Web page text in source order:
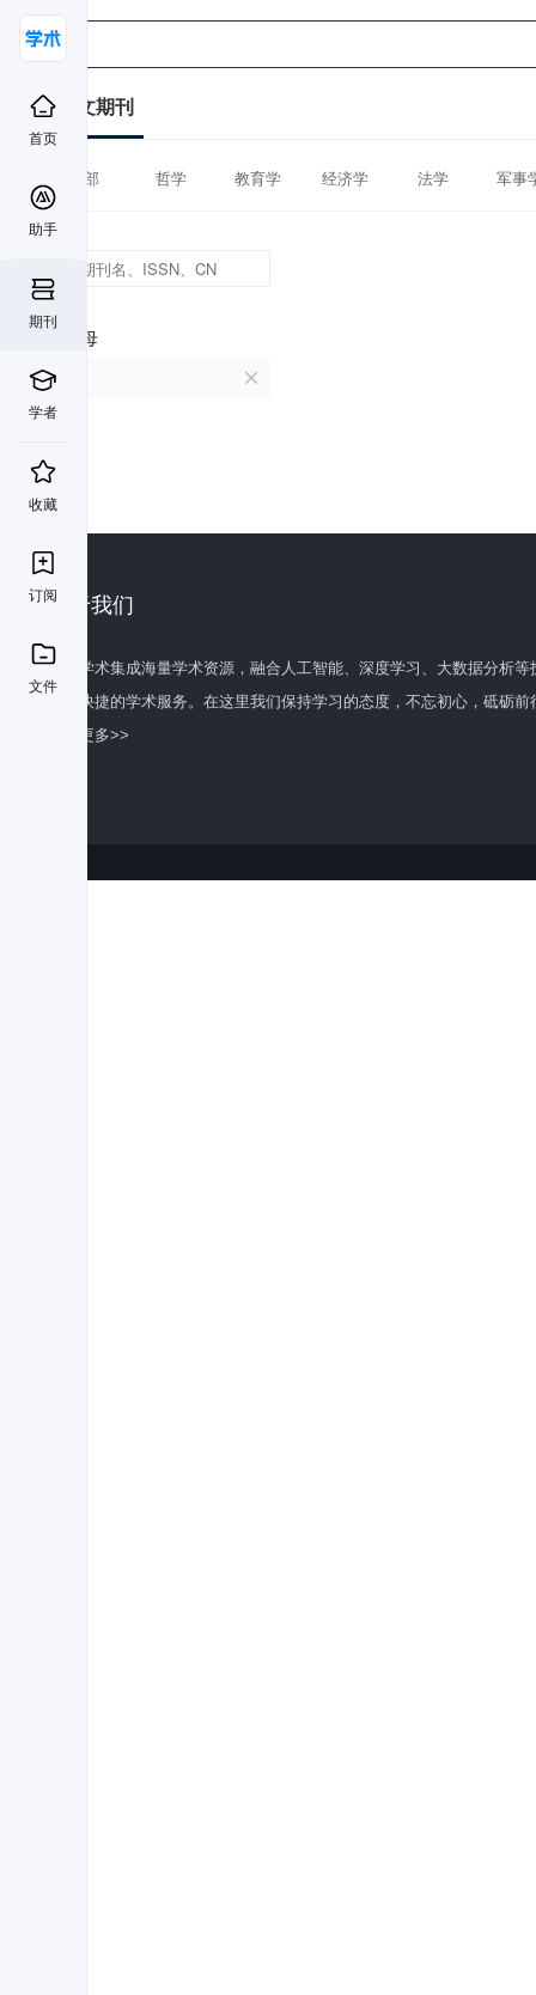
首页
助手
期刊
学者
收藏
订阅
文件
中文期刊
全部 哲学 教育学 经济学 法学 军事
首字母
U
关于我们
百度学术集成海量学术资源，融合人工智能、深度学习、大数据分析
全面快捷的学术服务。在这里我们保持学习的态度，不忘初心，砥砺前
了解更多>>